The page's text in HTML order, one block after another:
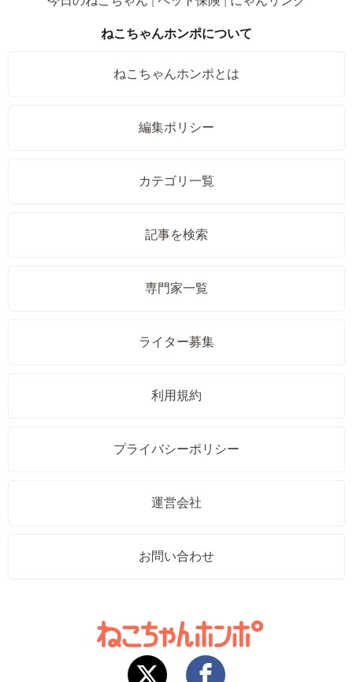
ねこちゃんホンポについて
ねこちゃんホンポとは
編集ポリシー
カテゴリ一覧
記事を検索
専門家一覧
ライター募集
利用規約
プライバシーポリシー
運営会社
お問い合わせ